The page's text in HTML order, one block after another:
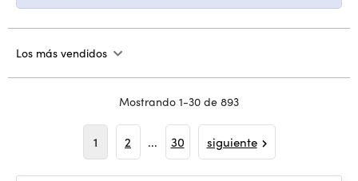
Los más vendidos
Mostrando 1-30 de 893
1 2 ... 30 siguiente